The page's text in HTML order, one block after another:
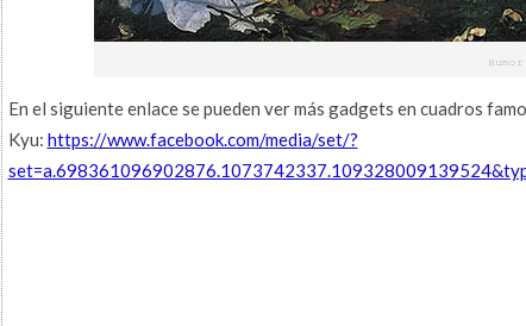
En el siguiente enlace se pueden ver más gadgets en cuadros
Kyu: https://www.facebook.com/media/set/?